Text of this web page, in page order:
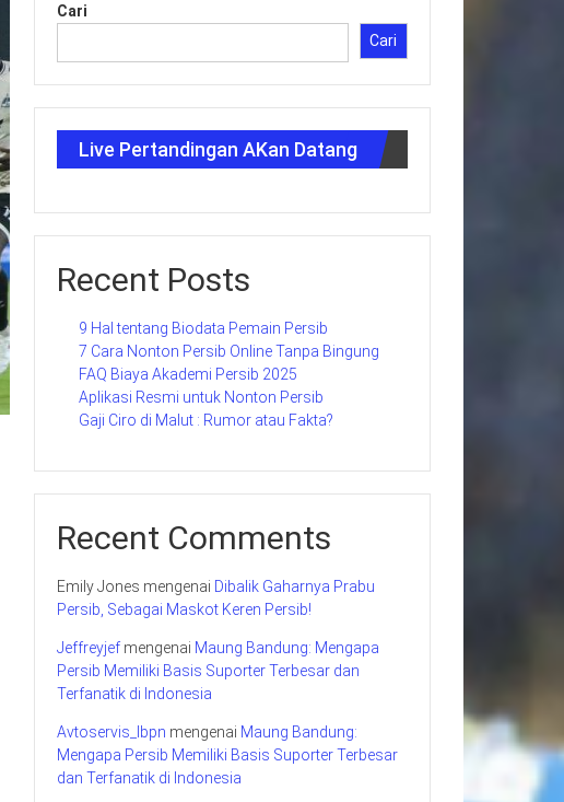
Cari
Cari
Live Pertandingan AKan Datang
Recent Posts
9 Hal tentang Biodata Pemain Persib
7 Cara Nonton Persib Online Tanpa Bingung
FAQ Biaya Akademi Persib 2025
Aplikasi Resmi untuk Nonton Persib
Gaji Ciro di Malut : Rumor atau Fakta?
Recent Comments
Emily Jones mengenai Dibalik Gaharnya Prabu
Persib, Sebagai Maskot Keren Persib!
Jeffreyjef mengenai Maung Bandung: Mengapa
Persib Memiliki Basis Suporter Terbesar dan
Terfanatik di Indonesia
Avtoservis_lbpn mengenai Maung Bandung:
Mengapa Persib Memiliki Basis Suporter Terbesar
dan Terfanatik di Indonesia